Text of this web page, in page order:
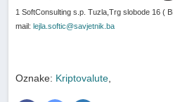
1 SoftConsulting s.p. Tuzla,Trg slobode 16 (
mail:lejla.softic@savjetnik.ba
Oznake: Kriptovalute